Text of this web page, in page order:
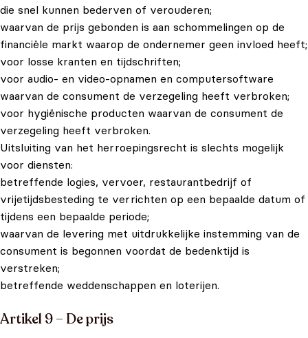
die snel kunnen bederven of verouderen;
waarvan de prijs gebonden is aan schommelingen op de
financiële markt waarop de ondernemer geen invloed heeft;
voor losse kranten en tijdschriften;
voor audio- en video-opnamen en computersoftware
waarvan de consument de verzegeling heeft verbroken;
voor hygiënische producten waarvan de consument de
verzegeling heeft verbroken.
Uitsluiting van het herroepingsrecht is slechts mogelijk
voor diensten:
betreffende logies, vervoer, restaurantbedrijf of
vrijetijdsbesteding te verrichten op een bepaalde datum of
tijdens een bepaalde periode;
waarvan de levering met uitdrukkelijke instemming van de
consument is begonnen voordat de bedenktijd is
verstreken;
betreffende weddenschappen en loterijen.
Artikel 9 – De prijs